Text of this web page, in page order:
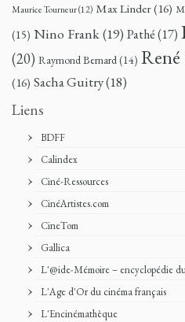
Maurice Tourneur(12) Max Linder(16)
(15) Nino Frank(19) Pathé(17)
(20) Raymond Bernard(14)
(16) Sacha Guitry(18)
Liens
BDFF
Calindex
Ciné-Ressources
CinéArtistes.com
CineTom
Gallica
L'@ide-Mémoire – encyclopédie
L'Age d'Or du cinéma français
L'Encinémathèque